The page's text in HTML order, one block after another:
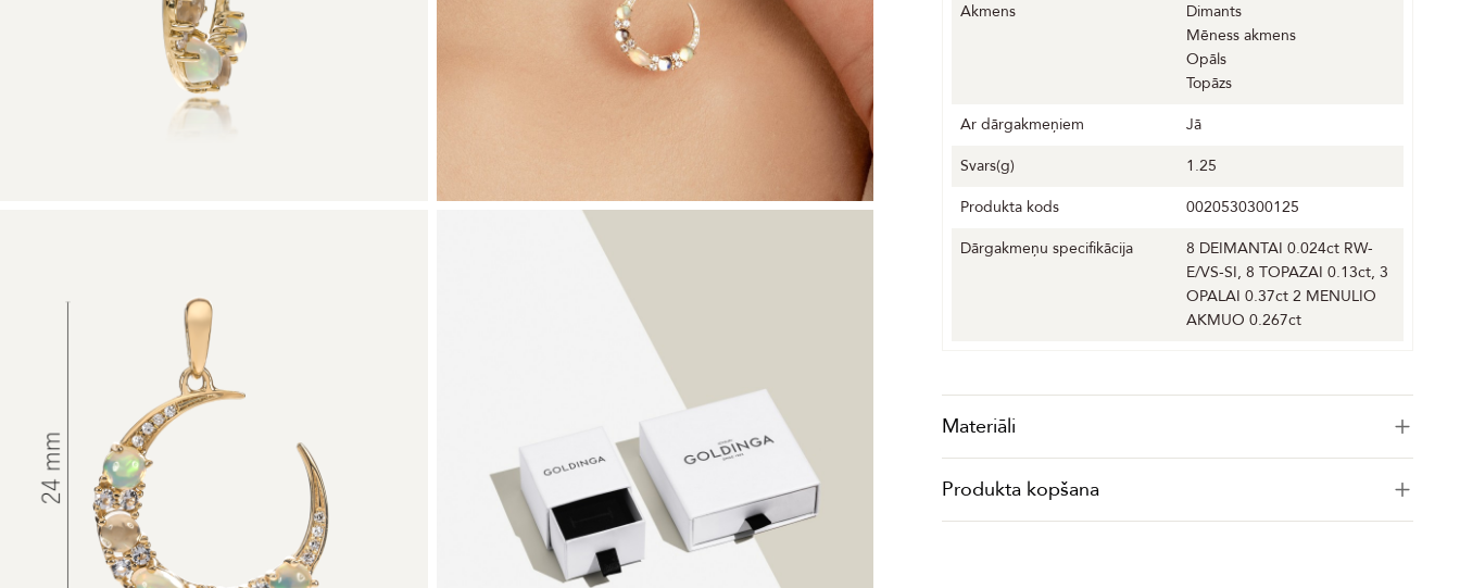
Akmens
Dimants
Mēness akmens
Opāls
Topāzs
Ar dārgakmeņiem
Jā
Svars(g)
1.25
Produkta kods
0020530300125
Dārgakmeņu specifikācija
8 DEIMANTAI 0.024ct RW-
E/VS-SI, 8 TOPAZAI 0.13ct, 3
OPALAI 0.37ct 2 MENULIO
AKMUO 0.267ct
Materiāli
Produkta kopšana